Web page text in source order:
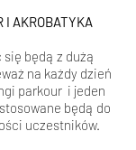
I AKROBATYKA
będą z dużą
na każdy dzień
parkour i jeden
będą do
uczestników.